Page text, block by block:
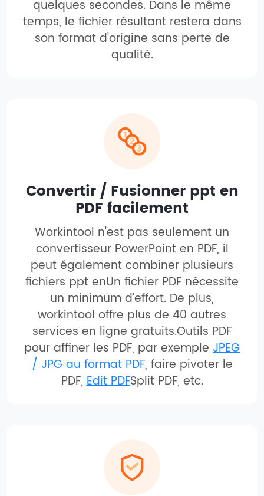
quelques secondes. Dans le même
temps, le fichier résultant restera dans
son format d'origine sans perte de
qualité.
Convertir / Fusionner ppt en
PDF facilement
Workintool n'est pas seulement un
convertisseur PowerPoint en PDF, il
peut également combiner plusieurs
fichiers ppt enUn fichier PDF nécessite
un minimum d'effort. De plus,
workintool offre plus de 40 autres
services en ligne gratuits.Outils PDF
pour affiner les PDF, par exemple JPEG
/ JPG au format PDF, faire pivoter le
PDF,Edit PDFSplit PDF, etc.